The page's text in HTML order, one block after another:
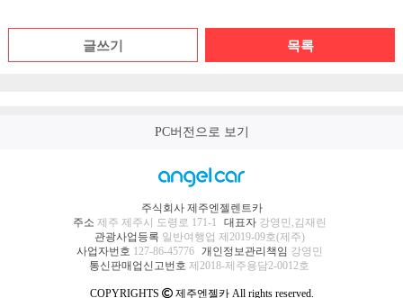
글쓰기 목록
PC버전으로 보기
주식회사 제주엔젤렌트카
주소 제주 제주시 도령로 171-1 대표자 강영민,김재린
관광사업등록 일반여행업 제2019-09호(제주)
사업자번호 127-86-45776 개인정보관리책임 강영민
통신판매업신고번호 제2018-제주용담2-0012호
COPYRIGHTS 제주엔젤카 All rights reserved.